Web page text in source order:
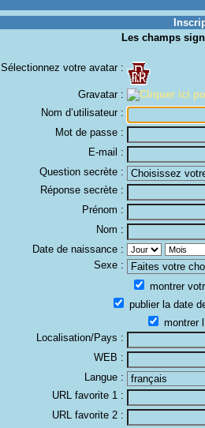
Les champs
Sélectionnez votre avatar :
Gravatar :
Nom d’utilisateur :
Mot de passe :
E-mail :
Question secrète :
Réponse secrète :
Prénom :
Nom :
Date de naissance :
Sexe :
montrer
publier la date
montrer
Localisation/Pays :
WEB :
Langue :
URL favorite 1 :
URL favorite 2 :